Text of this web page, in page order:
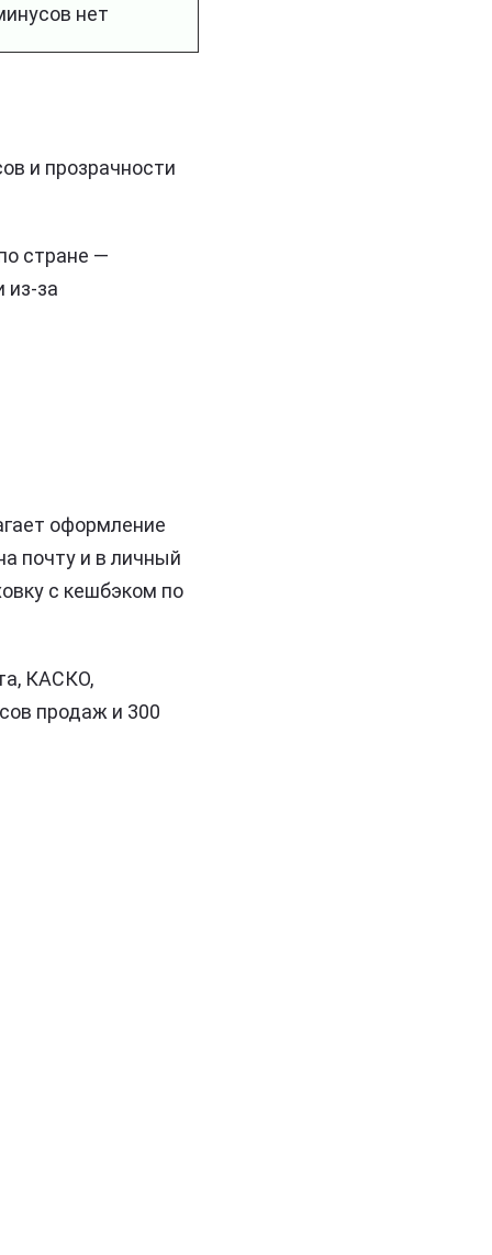
нет
и прозрачности
стране —
из-за
оформление
почту и в личный
с кешбэком по
КАСКО,
продаж и 300